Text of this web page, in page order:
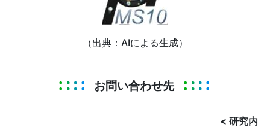
（出典：AIによる生成）
お問い合わせ先
< 研究内